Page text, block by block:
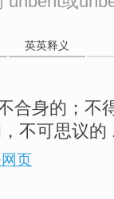
英英释义
合身的；不
不可思议的
页